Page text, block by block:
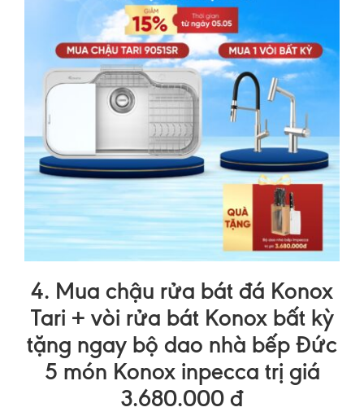
4. Mua chậu rửa bát đá Konox
Tari + vòi rửa bát Konox bất kỳ
tặng ngay bộ dao nhà bếp Đức
5 món Konox inpecca trị giá
3.680.000 đ